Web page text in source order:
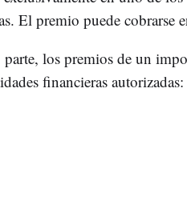
El premio puede cobrarse
parte, los premios de un
financieras